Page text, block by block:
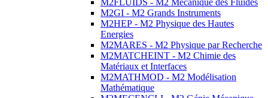
M2FLUIDS - M2 Mécanique des Fluides
M2GI - M2 Grands Instruments
M2HEP - M2 Physique des Hautes
Energies
M2MARES - M2 Physique par Recherche
M2MATCHEINT - M2 Chimie des
Matériaux et Interfaces
M2MATHMOD - M2 Modélisation
Mathématique